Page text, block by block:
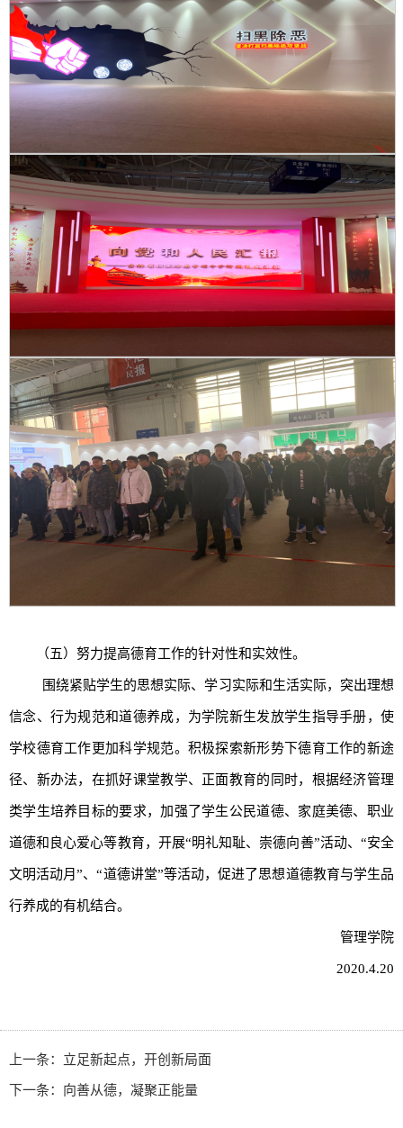
（五）努力提高德育工作的针对性和实效性。
围绕紧贴学生的思想实际、学习实际和生活实际，突出理想
信念、行为规范和道德养成，为学院新生发放学生指导手册，使
学校德育工作更加科学规范。积极探索新形势下德育工作的新途
径、新办法，在抓好课堂教学、正面教育的同时，根据经济管理
类学生培养目标的要求，加强了学生公民道德、家庭美德、职业
道德和良心爱心等教育，开展“明礼知耻、崇德向善”活动、“安全
文明活动月”、“道德讲堂”等活动，促进了思想道德教育与学生品
行养成的有机结合。
管理学院
2020.4.20
上一条： 立足新起点，开创新局面
下一条： 向善从德，凝聚正能量